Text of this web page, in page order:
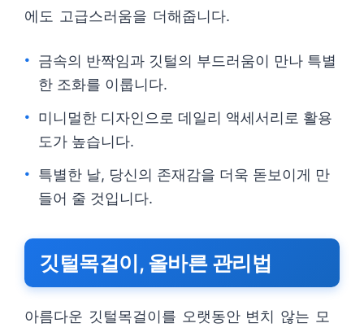
에도 고급스러움을 더해줍니다.
금속의 반짝임과 깃털의 부드러움이 만나 특별
한 조화를 이룹니다.
미니멀한 디자인으로 데일리 액세서리로 활용
도가 높습니다.
특별한 날, 당신의 존재감을 더욱 돋보이게 만
들어 줄 것입니다.
깃털목걸이, 올바른 관리법
아름다운 깃털목걸이를 오랫동안 변치 않는 모